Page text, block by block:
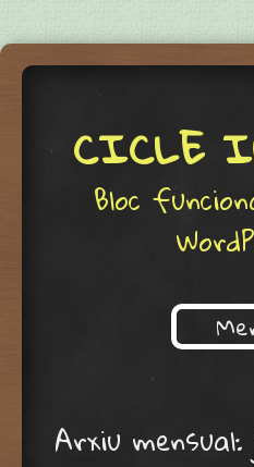
CICLE
Bloc
Arxiu mensual: